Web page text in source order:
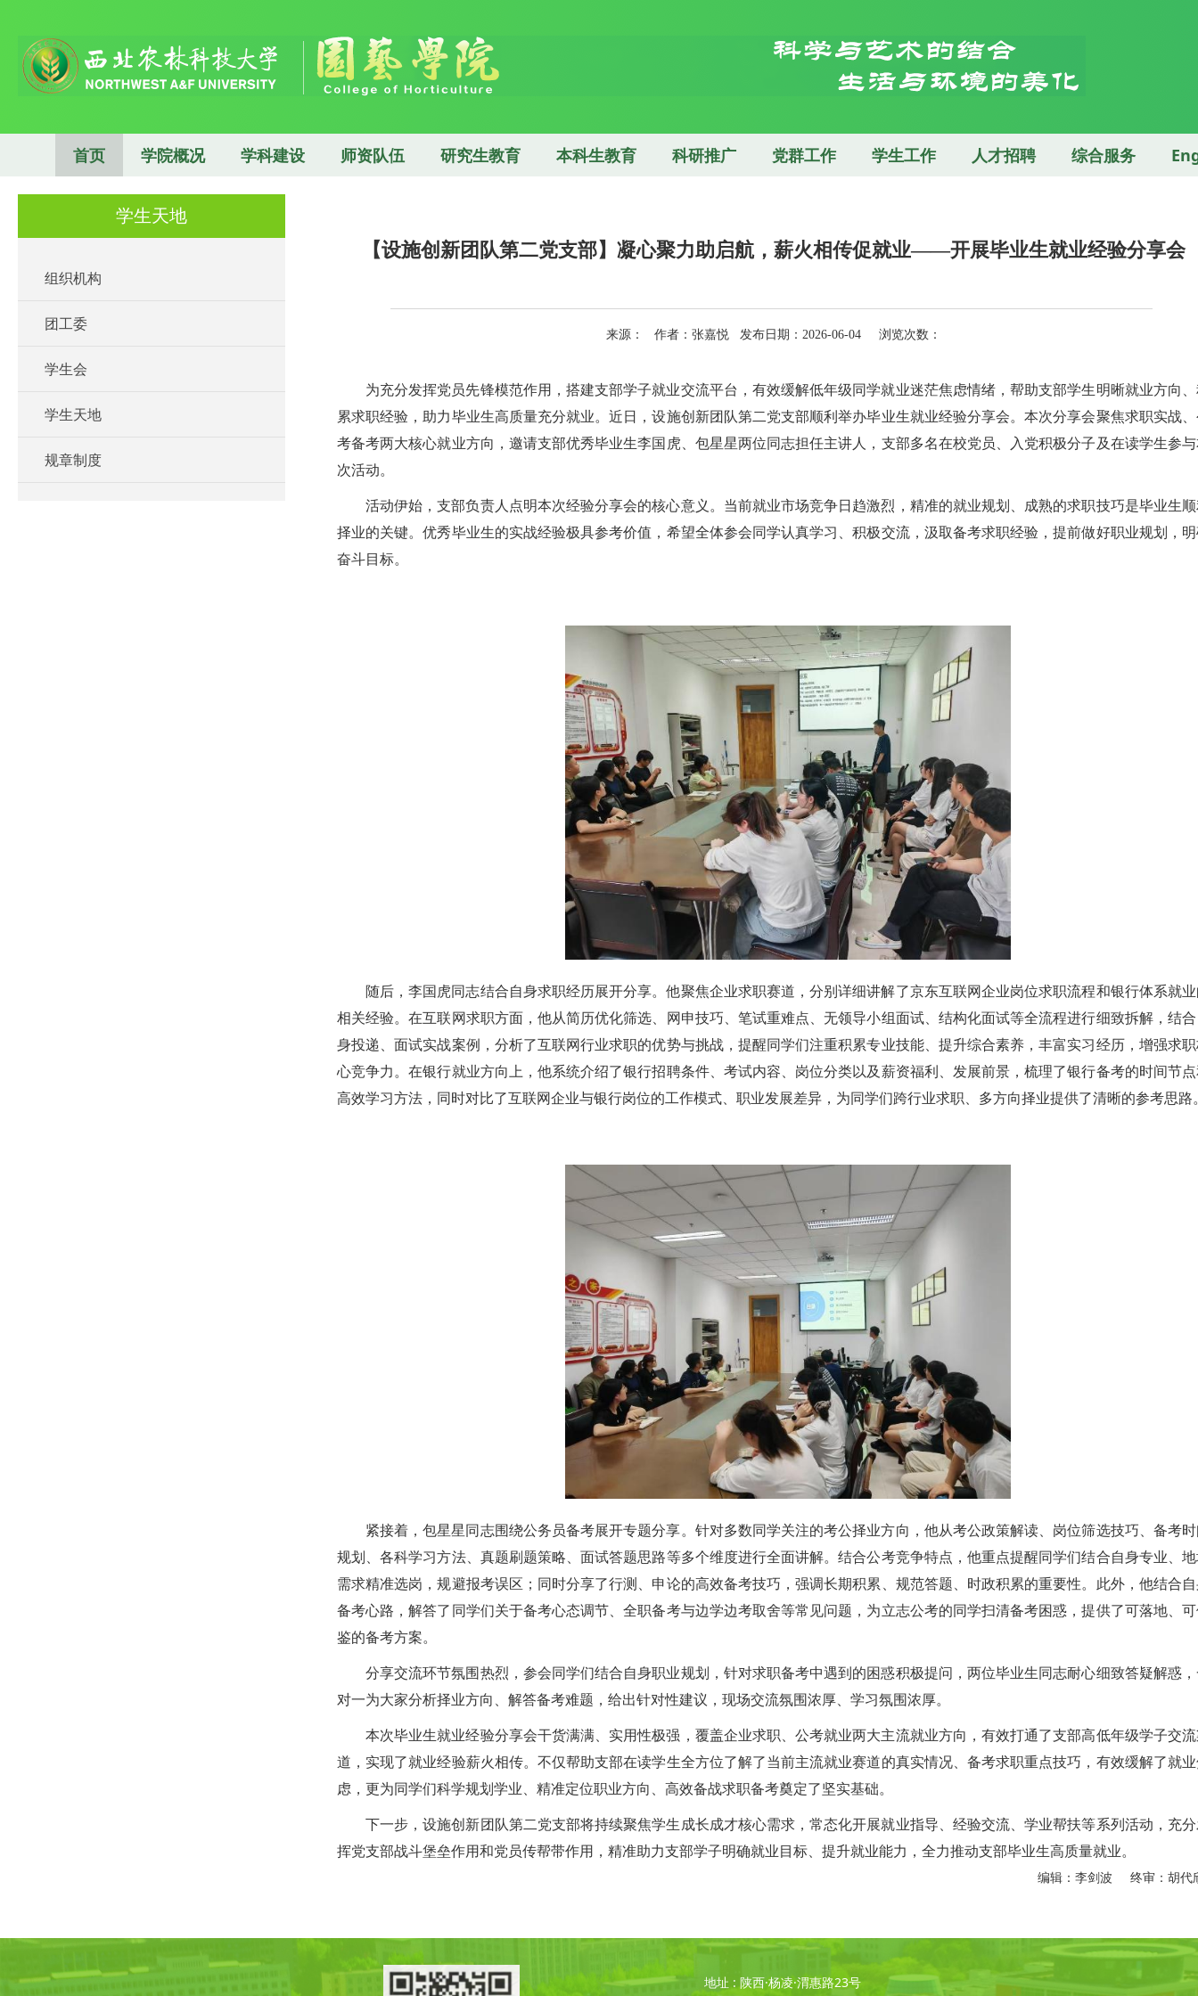
首页 学院概况 学科建设 师资队伍 研究生教育 本科生教育 科研推广 党群工作 学生工作 人才招聘 综合服务
学生天地
组织机构
团工委
学生会
学生天地
规章制度
【设施创新团队第二党支部】凝心聚力助启航，薪火相传促就业——开展毕业生就业经验分享会
来源： 作者：张嘉悦 发布日期：2026-06-04 浏览次数：
为充分发挥党员先锋模范作用，搭建支部学子就业交流平台，有效缓解低年级同学就业迷茫焦虑情绪，帮助支部学生明晰就业方向
累求职经验，助力毕业生高质量充分就业。近日，设施创新团队第二党支部顺利举办毕业生就业经验分享会。本次分享会聚焦求职实战
考备考两大核心就业方向，邀请支部优秀毕业生李国虎、包星星两位同志担任主讲人，支部多名在校党员、入党积极分子及在读学生参
次活动。
活动伊始，支部负责人点明本次经验分享会的核心意义。当前就业市场竞争日趋激烈，精准的就业规划、成熟的求职技巧是毕业生
择业的关键。优秀毕业生的实战经验极具参考价值，希望全体参会同学认真学习、积极交流，汲取备考求职经验，提前做好职业规划，
奋斗目标。
随后，李国虎同志结合自身求职经历展开分享。他聚焦企业求职赛道，分别详细讲解了京东互联网企业岗位求职流程和银行体系就
相关经验。在互联网求职方面，他从简历优化筛选、网申技巧、笔试重难点、无领导小组面试、结构化面试等全流程进行细致拆解，结
身投递、面试实战案例，分析了互联网行业求职的优势与挑战，提醒同学们注重积累专业技能、提升综合素养，丰富实习经历，增强求
心竞争力。在银行就业方向上，他系统介绍了银行招聘条件、考试内容、岗位分类以及薪资福利、发展前景，梳理了银行备考的时间节
高效学习方法，同时对比了互联网企业与银行岗位的工作模式、职业发展差异，为同学们跨行业求职、多方向择业提供了清晰的参考思路
紧接着，包星星同志围绕公务员备考展开专题分享。针对多数同学关注的考公择业方向，他从考公政策解读、岗位筛选技巧、备考
规划、各科学习方法、真题刷题策略、面试答题思路等多个维度进行全面讲解。结合公考竞争特点，他重点提醒同学们结合自身专业、
需求精准选岗，规避报考误区；同时分享了行测、申论的高效备考技巧，强调长期积累、规范答题、时政积累的重要性。此外，他结合
备考心路，解答了同学们关于备考心态调节、全职备考与边学边考取舍等常见问题，为立志公考的同学扫清备考困惑，提供了可落地、
鉴的备考方案。
分享交流环节氛围热烈，参会同学们结合自身职业规划，针对求职备考中遇到的困惑积极提问，两位毕业生同志耐心细致答疑解惑
对一为大家分析择业方向、解答备考难题，给出针对性建议，现场交流氛围浓厚、学习氛围浓厚。
本次毕业生就业经验分享会干货满满、实用性极强，覆盖企业求职、公考就业两大主流就业方向，有效打通了支部高低年级学子交
道，实现了就业经验薪火相传。不仅帮助支部在读学生全方位了解了当前主流就业赛道的真实情况、备考求职重点技巧，有效缓解了就
虑，更为同学们科学规划学业、精准定位职业方向、高效备战求职备考奠定了坚实基础。
下一步，设施创新团队第二党支部将持续聚焦学生成长成才核心需求，常态化开展就业指导、经验交流、学业帮扶等系列活动，充
挥党支部战斗堡垒作用和党员传帮带作用，精准助力支部学子明确就业目标、提升就业能力，全力推动支部毕业生高质量就业。
编辑：李剑波 终审：胡代
地址 : 陕西·杨凌·渭惠路23号